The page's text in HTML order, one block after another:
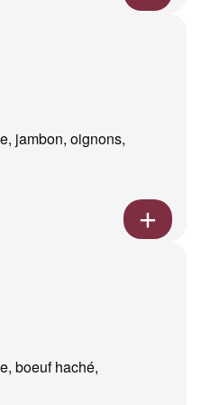
jambon, oignons,
boeuf haché,